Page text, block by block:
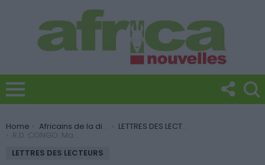
You are here:
Home Africains de la diaspora LETTRES DES LECTEURS
R.D. CONGO: Manifestations au pays – Les ingrédients de la chute s’amoncellent?
LETTRES DES LECTEURS